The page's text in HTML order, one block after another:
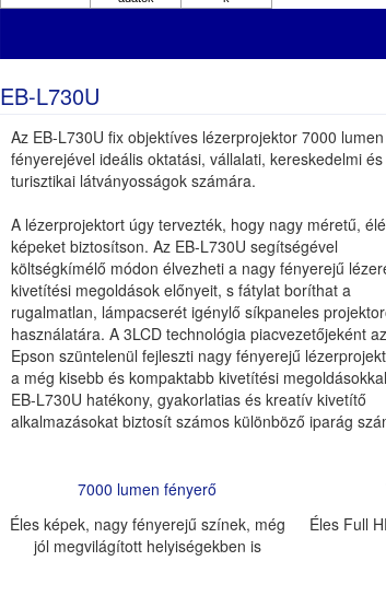
EB-L730U
Az EB-L730U fix objektíves lézerprojektor 7000 lumen
fényerejével ideális oktatási, vállalati, kereskedelmi és
turisztikai látványosságok számára.
A lézerprojektort úgy tervezték, hogy nagy méretű,
képeket biztosítson. Az EB-L730U segítségével
költségkímélő módon élvezheti a nagy fényerejű
kivetítési megoldások előnyeit, s fátylat boríthat a
rugalmatlan, lámpacserét igénylő síkpaneles
használatára. A 3LCD technológia piacvezetőjeként az
Epson szüntelenül fejleszti nagy fényerejű
a még kisebb és kompaktabb kivetítési
EB-L730U hatékony, gyakorlatias és kreatív kivetítő
alkalmazásokat biztosít számos különböző iparág
7000 lumen fényerő
Éles képek, nagy fényerejű színek, még
jól megvilágított helyiségekben is
Éles Full